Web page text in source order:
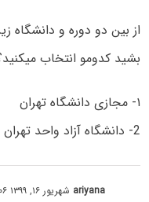
از بین دو دوره و دانشگاه
بشید کدومو انتخاب
۱- مجازی دانشگاه تهران
2- دانشگاه آزاد واحد تهران جنوب
ariyana شهریور ۱۶, ۱۳۹۹ at ۶:۰۶ ب٫ظ